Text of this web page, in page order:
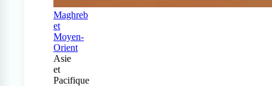
Maghreb
et
Moyen-
Orient
Asie
et
Pacifique